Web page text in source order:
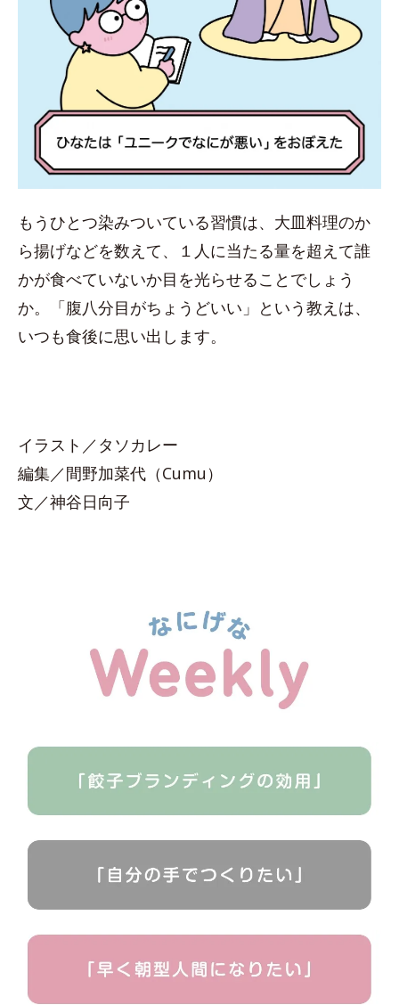
もうひとつ染みついている習慣は、大皿料理のか
ら揚げなどを数えて、１人に当たる量を超えて誰
かが食べていないか目を光らせることでしょう
か。「腹八分目がちょうどいい」という教えは、
いつも食後に思い出します。
イラスト／タソカレー
編集／間野加菜代（Cumu）
文／神谷日向子